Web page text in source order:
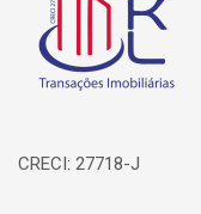
CRECI: 27718-J